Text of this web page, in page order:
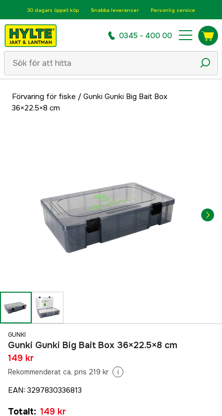
30 dagars öppet köp Snabba leveranser Personlig service
0345 - 400 00
Förvaring för fiske / Gunki Gunki Big Bait Box
36×22.5×8 cm
GUNKI
Gunki Gunki Big Bait Box 36×22.5×8 cm
149 kr
Rekommenderat ca. pris 219 kr i
EAN: 3297830336813
Totalt: 149 kr